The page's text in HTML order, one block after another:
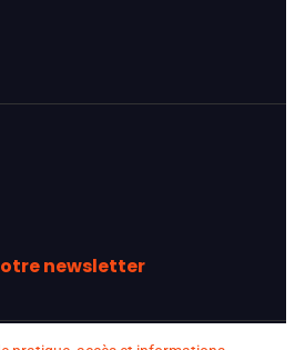
newsletter